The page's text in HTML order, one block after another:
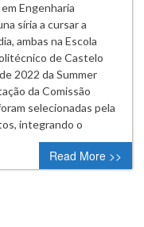
Engenharia
síria a cursar a
ambas na Escola
de Castelo
2022 da Summer
da Comissão
selecionadas pela
integrando o
Read More >>